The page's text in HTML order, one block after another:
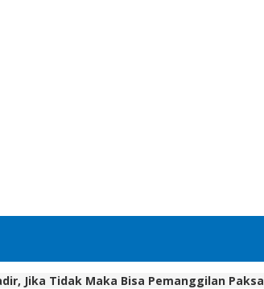
Jika Tidak Maka Bisa Pemanggilan Paksa